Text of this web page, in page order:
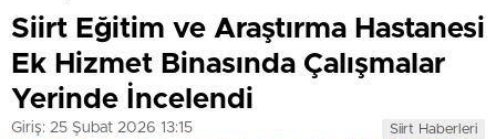
Siirt Eğitim ve Araştırma Hastanesi
Ek Hizmet Binasında Çalışmalar
Yerinde İncelendi
Giriş: 25 Şubat 2026 13:15 Siirt Haberleri